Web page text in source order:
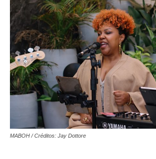
MABOH / Créditos: Jay Dottore